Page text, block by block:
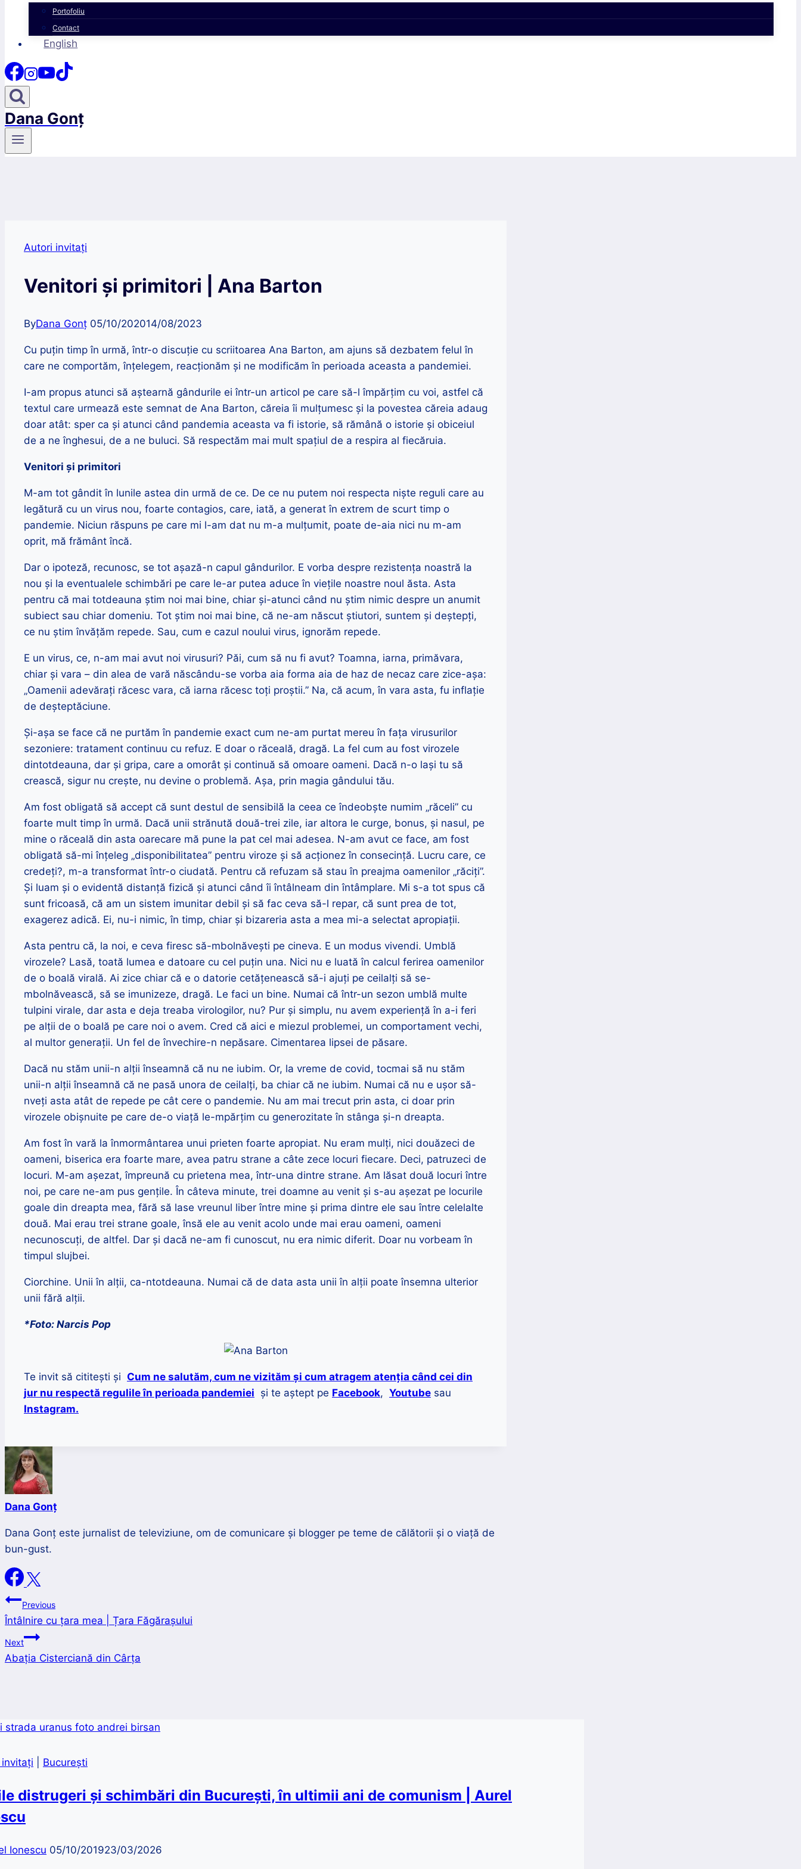
Portofoliu
Contact
English
Dana Gonț
Autori invitaţi
Venitori și primitori | Ana Barton
ByDana Gonț 05/10/202014/08/2023
Cu puțin timp în urmă, într-o discuție cu scriitoarea Ana Barton, am ajuns să dezbatem felul în
care ne comportăm, înțelegem, reacționăm și ne modificăm în perioada aceasta a pandemiei.
I-am propus atunci să aștearnă gândurile ei într-un articol pe care să-l împărțim cu voi, astfel că
textul care urmează este semnat de Ana Barton, căreia îi mulțumesc și la povestea căreia adaug
doar atât: sper ca și atunci când pandemia aceasta va fi istorie, să rămână o istorie și obiceiul
de a ne înghesui, de a ne buluci. Să respectăm mai mult spațiul de a respira al fiecăruia.
Venitori și primitori
M-am tot gândit în lunile astea din urmă de ce. De ce nu putem noi respecta niște reguli care au
legătură cu un virus nou, foarte contagios, care, iată, a generat în extrem de scurt timp o
pandemie. Niciun răspuns pe care mi l-am dat nu m-a mulțumit, poate de-aia nici nu m-am
oprit, mă frământ încă.
Dar o ipoteză, recunosc, se tot așază-n capul gândurilor. E vorba despre rezistența noastră la
nou și la eventualele schimbări pe care le-ar putea aduce în viețile noastre noul ăsta. Asta
pentru că mai totdeauna știm noi mai bine, chiar și-atunci când nu știm nimic despre un anumit
subiect sau chiar domeniu. Tot știm noi mai bine, că ne-am născut știutori, suntem și deștepți,
ce nu știm învățăm repede. Sau, cum e cazul noului virus, ignorăm repede.
E un virus, ce, n-am mai avut noi virusuri? Păi, cum să nu fi avut? Toamna, iarna, primăvara,
chiar și vara – din alea de vară născându-se vorba aia forma aia de haz de necaz care zice-așa:
„Oamenii adevărați răcesc vara, că iarna răcesc toți proștii.” Na, că acum, în vara asta, fu inflație
de deșteptăciune.
Și-așa se face că ne purtăm în pandemie exact cum ne-am purtat mereu în fața virusurilor
sezoniere: tratament continuu cu refuz. E doar o răceală, dragă. La fel cum au fost virozele
dintotdeauna, dar și gripa, care a omorât și continuă să omoare oameni. Dacă n-o lași tu să
crească, sigur nu crește, nu devine o problemă. Așa, prin magia gândului tău.
Am fost obligată să accept că sunt destul de sensibilă la ceea ce îndeobște numim „răceli” cu
foarte mult timp în urmă. Dacă unii strănută două-trei zile, iar altora le curge, bonus, și nasul, pe
mine o răceală din asta oarecare mă pune la pat cel mai adesea. N-am avut ce face, am fost
obligată să-mi înțeleg „disponibilitatea” pentru viroze și să acționez în consecință. Lucru care, ce
credeți?, m-a transformat într-o ciudată. Pentru că refuzam să stau în preajma oamenilor „răciți”.
Și luam și o evidentă distanță fizică și atunci când îi întâlneam din întâmplare. Mi s-a tot spus că
sunt fricoasă, că am un sistem imunitar debil și să fac ceva să-l repar, că sunt prea de tot,
exagerez adică. Ei, nu-i nimic, în timp, chiar și bizareria asta a mea mi-a selectat apropiații.
Asta pentru că, la noi, e ceva firesc să-mbolnăvești pe cineva. E un modus vivendi. Umblă
virozele? Lasă, toată lumea e datoare cu cel puțin una. Nici nu e luată în calcul ferirea oamenilor
de o boală virală. Ai zice chiar că e o datorie cetățenească să-i ajuți pe ceilalți să se-
mbolnăvească, să se imunizeze, dragă. Le faci un bine. Numai că într-un sezon umblă multe
tulpini virale, dar asta e deja treaba virologilor, nu? Pur și simplu, nu avem experiență în a-i feri
pe alții de o boală pe care noi o avem. Cred că aici e miezul problemei, un comportament vechi,
al multor generații. Un fel de învechire-n nepăsare. Cimentarea lipsei de păsare.
Dacă nu stăm unii-n alții înseamnă că nu ne iubim. Or, la vreme de covid, tocmai să nu stăm
unii-n alții înseamnă că ne pasă unora de ceilalți, ba chiar că ne iubim. Numai că nu e ușor să-
nveți asta atât de repede pe cât cere o pandemie. Nu am mai trecut prin asta, ci doar prin
virozele obișnuite pe care de-o viață le-mpărțim cu generozitate în stânga și-n dreapta.
Am fost în vară la înmormântarea unui prieten foarte apropiat. Nu eram mulți, nici douăzeci de
oameni, biserica era foarte mare, avea patru strane a câte zece locuri fiecare. Deci, patruzeci de
locuri. M-am așezat, împreună cu prietena mea, într-una dintre strane. Am lăsat două locuri între
noi, pe care ne-am pus gențile. În câteva minute, trei doamne au venit și s-au așezat pe locurile
goale din dreapta mea, fără să lase vreunul liber între mine și prima dintre ele sau între celelalte
două. Mai erau trei strane goale, însă ele au venit acolo unde mai erau oameni, oameni
necunoscuți, de altfel. Dar și dacă ne-am fi cunoscut, nu era nimic diferit. Doar nu vorbeam în
timpul slujbei.
Ciorchine. Unii în alții, ca-ntotdeauna. Numai că de data asta unii în alții poate însemna ulterior
unii fără alții.
*Foto: Narcis Pop
Te invit să cititești și Cum ne salutăm, cum ne vizităm și cum atragem atenția când cei din
jur nu respectă regulile în perioada pandemiei și te aștept pe Facebook, Youtube sau
Instagram.
Dana Gonț
Dana Gonț este jurnalist de televiziune, om de comunicare și blogger pe teme de călătorii și o viață de
bun-gust.
Navigare
în
articole
Previous
Întâlnire cu țara mea | Țara Făgărașului
Next
Abația Cisterciană din Cârța
București
distrugeri și schimbări din București, în ultimii ani de comunism | Aurel
Ionescu 05/10/201923/03/2026